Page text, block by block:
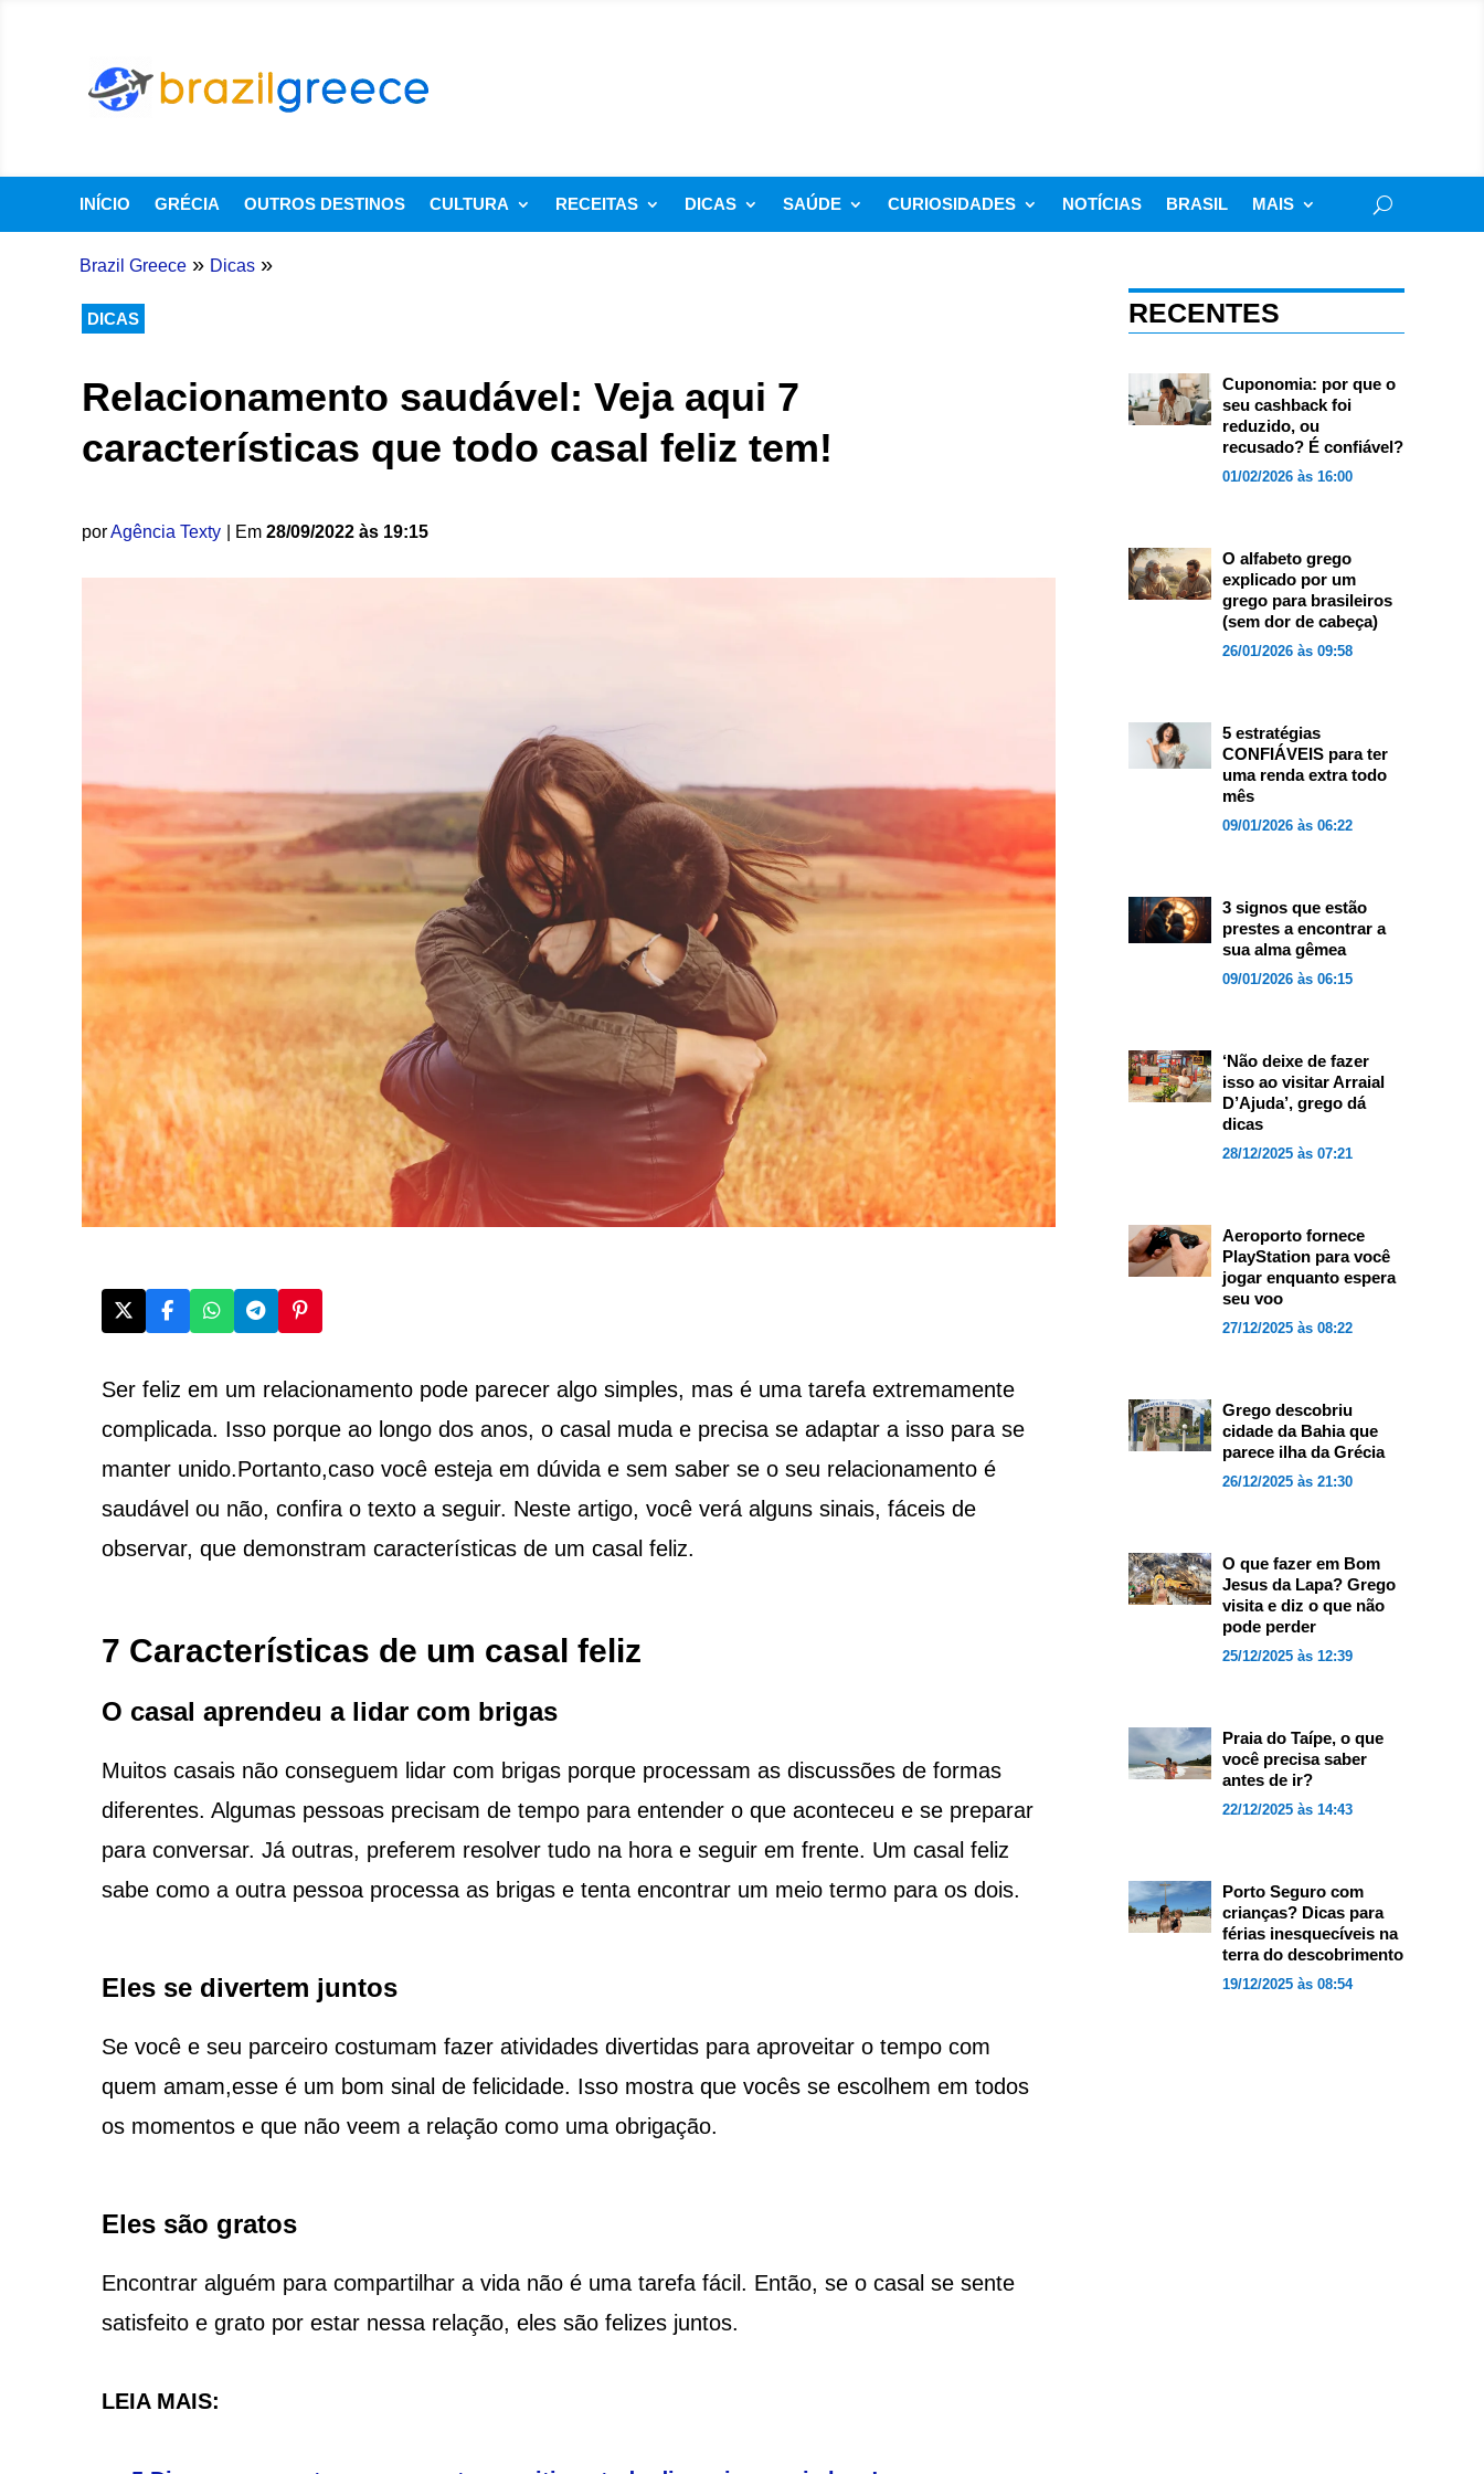
INÍCIO GRÉCIA OUTROS DESTINOS CULTURA RECEITAS DICAS SAÚDE CURIOSIDADES NOTÍCIAS BRASIL MAIS
Brazil Greece » Dicas »
DICAS
Relacionamento saudável: Veja aqui 7
características que todo casal feliz tem!
porAgência Texty | Em 28/09/2022 às 19:15
Ser feliz em um relacionamento pode parecer algo simples, mas é uma tarefa extremamente
complicada. Isso porque ao longo dos anos, o casal muda e precisa se adaptar a isso para se
manter unido.Portanto,caso você esteja em dúvida e sem saber se o seu relacionamento é
saudável ou não, confira o texto a seguir. Neste artigo, você verá alguns sinais, fáceis de
observar, que demonstram características de um casal feliz.
7 Características de um casal feliz
O casal aprendeu a lidar com brigas
Muitos casais não conseguem lidar com brigas porque processam as discussões de formas
diferentes. Algumas pessoas precisam de tempo para entender o que aconteceu e se preparar
para conversar. Já outras, preferem resolver tudo na hora e seguir em frente. Um casal feliz
sabe como a outra pessoa processa as brigas e tenta encontrar um meio termo para os dois.
Eles se divertem juntos
Se você e seu parceiro costumam fazer atividades divertidas para aproveitar o tempo com
quem amam,esse é um bom sinal de felicidade. Isso mostra que vocês se escolhem em todos
os momentos e que não veem a relação como uma obrigação.
Eles são gratos
Encontrar alguém para compartilhar a vida não é uma tarefa fácil. Então, se o casal se sente
satisfeito e grato por estar nessa relação, eles são felizes juntos.
LEIA MAIS:
RECENTES
Cuponomia: por que o
seu cashback foi
reduzido, ou
recusado? É confiável?
01/02/2026 às 16:00
O alfabeto grego
explicado por um
grego para brasileiros
(sem dor de cabeça)
26/01/2026 às 09:58
5 estratégias
CONFIÁVEIS para ter
uma renda extra todo
mês
09/01/2026 às 06:22
3 signos que estão
prestes a encontrar a
sua alma gêmea
09/01/2026 às 06:15
‘Não deixe de fazer
isso ao visitar Arraial
D’Ajuda’, grego dá
dicas
28/12/2025 às 07:21
Aeroporto fornece
PlayStation para você
jogar enquanto espera
seu voo
27/12/2025 às 08:22
Grego descobriu
cidade da Bahia que
parece ilha da Grécia
26/12/2025 às 21:30
O que fazer em Bom
Jesus da Lapa? Grego
visita e diz o que não
pode perder
25/12/2025 às 12:39
Praia do Taípe, o que
você precisa saber
antes de ir?
22/12/2025 às 14:43
Porto Seguro com
crianças? Dicas para
férias inesquecíveis na
terra do descobrimento
19/12/2025 às 08:54